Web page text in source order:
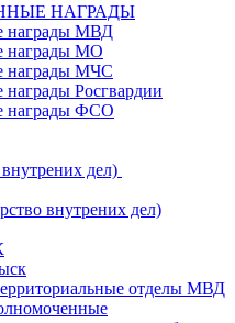
НАГРАДЫ
награды МВД
награды МО
награды МЧС
Росгвардии
награды ФСО
дел)
внутрених дел)
отделы МВД